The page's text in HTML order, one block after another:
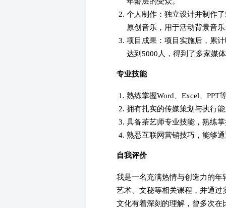
个人制作：独立设计并制作
原创音乐，用于活动背景音
项目成果：项目实施后，累
达到5000人，得到了多家媒
专业技能
熟练掌握Word、Excel、PPT
拥有扎实的传媒策划与执行
具备茶艺师专业技能，熟练
熟悉互联网营销技巧，能够
自我评价
我是一名充满热情与创造力的
艺术、文秘等相关课程，并通
文化有着深刻的理解，曾多次在